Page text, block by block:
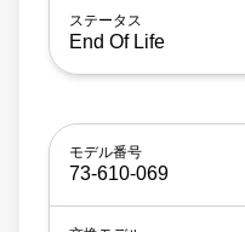
End Of Life
73-610-069